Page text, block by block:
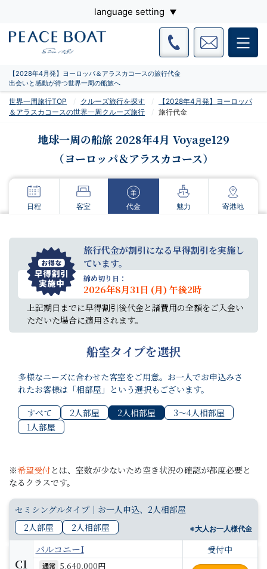
language setting
【2028年4月発】ヨーロッパ＆アラスカコースの旅行代金
出会いと感動が待つ世界一周の船旅へ
世界一周旅行TOP クルーズ旅行を探す
【2028年4月発】ヨーロッパ
＆アラスカコースの世界一周クルーズ旅行
旅行代金
地球一周の船旅 2028年4月 Voyage129
（ヨーロッパ＆アラスカコース）
日程 客室 代金 魅力 寄港地
旅行代金が割引になる早得割引を実施し
ています。
締め切り日：
2026年8月31日 (月) 午後2時
上記期日までに早得割引後代金と諸費用の全額をご入金い
ただいた場合に適用されます。
船室タイプを選択
多様なニーズに合わせた客室をご用意。お一人でお申込みさ
れたお客様は「相部屋」という選択もございます。
すべて
2人部屋 2人相部屋
3〜4人相部屋
1人部屋
※希望受付とは、室数が少ないため空き状況の確認が都度必要と
なるクラスです。
2人部屋 2人相部屋
セミシングルタイプ｜お一人申込、2人相部屋
※大人お一人様代金
C1
バルコニーI 受付中
通常 5,640,000円